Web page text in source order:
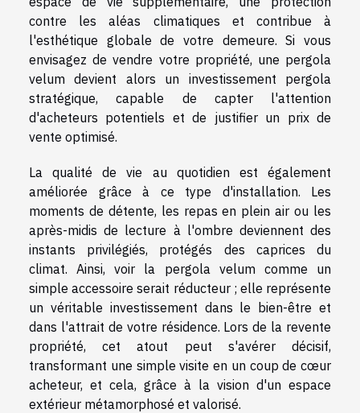
contre les aléas climatiques et contribue à
l'esthétique globale de votre demeure. Si vous
envisagez de vendre votre propriété, une pergola
velum devient alors un investissement pergola
stratégique, capable de capter l'attention
d'acheteurs potentiels et de justifier un prix de
vente optimisé.
La qualité de vie au quotidien est également
améliorée grâce à ce type d'installation. Les
moments de détente, les repas en plein air ou les
après-midis de lecture à l'ombre deviennent des
instants privilégiés, protégés des caprices du
climat. Ainsi, voir la pergola velum comme un
simple accessoire serait réducteur ; elle représente
un véritable investissement dans le bien-être et
dans l'attrait de votre résidence. Lors de la revente
propriété, cet atout peut s'avérer décisif,
transformant une simple visite en un coup de cœur
acheteur, et cela, grâce à la vision d'un espace
extérieur métamorphosé et valorisé.